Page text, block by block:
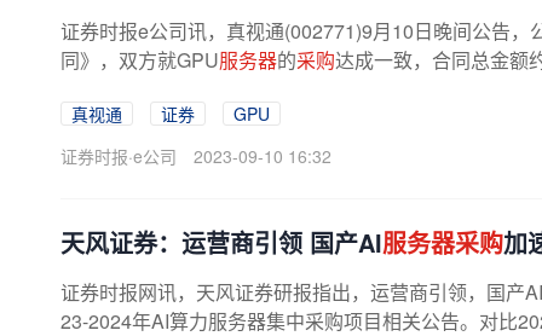
证券时报e公司讯，真视通(002771)9月10日晚间公告
同》，双方就GPU服务器的采购达成一致，合同总金额
真视通 证券
GPU
证券时报·e公司
2023-09-10 16:32
天风证券：运营商引领 国产AI服务器采购加
证券时报网讯，天风证券研报指出，运营商引领，国产AI
23-2024年AI算力服务器集中采购项目相关公告。对比